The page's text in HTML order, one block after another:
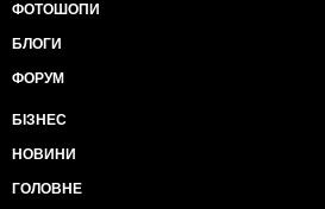
ФОТОШОПИ
БЛОГИ
ФОРУМ
БІЗНЕС
НОВИНИ
ГОЛОВНЕ